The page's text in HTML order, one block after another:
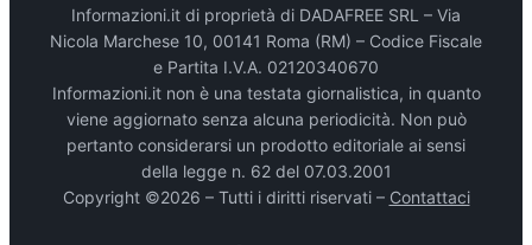
Informazioni.it di proprietà di DADAFREE SRL – Via
Nicola Marchese 10, 00141 Roma (RM) – Codice Fiscale
e Partita I.V.A. 02120340670
Informazioni.it non è una testata giornalistica, in quanto
viene aggiornato senza alcuna periodicità. Non può
pertanto considerarsi un prodotto editoriale ai sensi
della legge n. 62 del 07.03.2001
Copyright ©2026 – Tutti i diritti riservati – Contattaci